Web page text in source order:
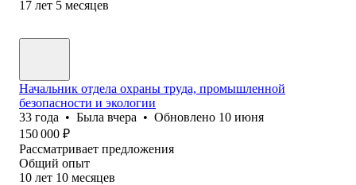
17 лет 5 месяцев
Начальник отдела охраны труда, промышленной
безопасности и экологии
33 года • Была вчера • Обновлено 10 июня
150 000 ₽
Рассматривает предложения
Общий опыт
10 лет 10 месяцев